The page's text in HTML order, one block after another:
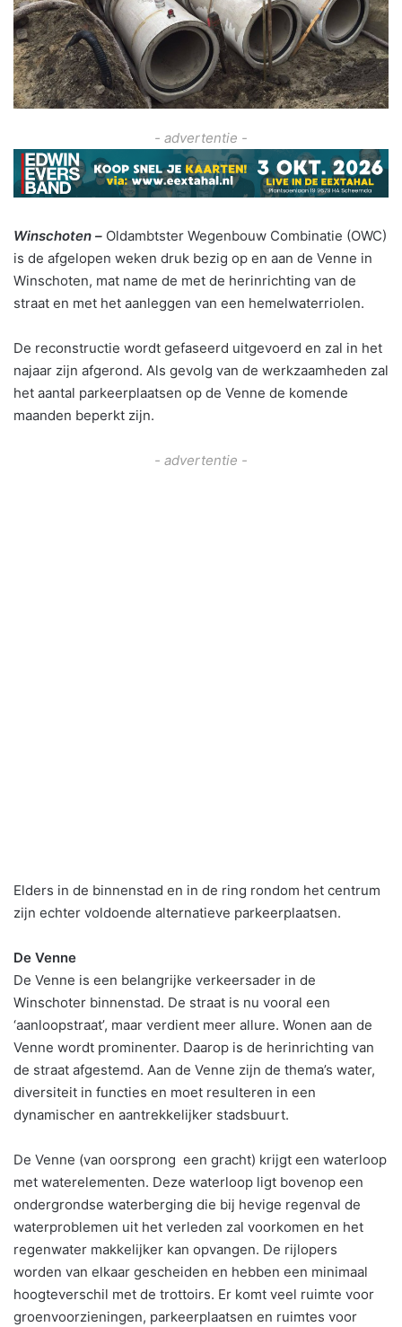
- advertentie -
Winschoten – Oldambtster Wegenbouw Combinatie (OWC)
is de afgelopen weken druk bezig op en aan de Venne in
Winschoten, mat name de met de herinrichting van de
straat en met het aanleggen van een hemelwaterriolen.
De reconstructie wordt gefaseerd uitgevoerd en zal in het
najaar zijn afgerond. Als gevolg van de werkzaamheden zal
het aantal parkeerplaatsen op de Venne de komende
maanden beperkt zijn.
- advertentie -
Elders in de binnenstad en in de ring rondom het centrum
zijn echter voldoende alternatieve parkeerplaatsen.
De Venne
De Venne is een belangrijke verkeersader in de
Winschoter binnenstad. De straat is nu vooral een
‘aanloopstraat’, maar verdient meer allure. Wonen aan de
Venne wordt prominenter. Daarop is de herinrichting van
de straat afgestemd. Aan de Venne zijn de thema’s water,
diversiteit in functies en moet resulteren in een
dynamischer en aantrekkelijker stadsbuurt.
De Venne (van oorsprong een gracht) krijgt een waterloop
met waterelementen. Deze waterloop ligt bovenop een
ondergrondse waterberging die bij hevige regenval de
waterproblemen uit het verleden zal voorkomen en het
regenwater makkelijker kan opvangen. De rijlopers
worden van elkaar gescheiden en hebben een minimaal
hoogteverschil met de trottoirs. Er komt veel ruimte voor
groenvoorzieningen, parkeerplaatsen en ruimtes voor